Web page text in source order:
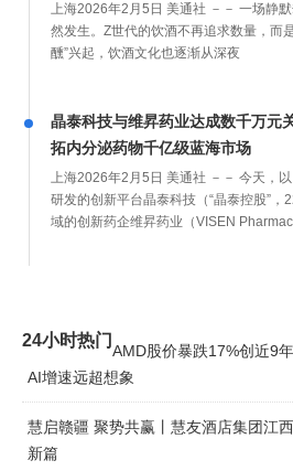
上海2026年2月5日 美通社 －－ 一场静
然发生。Z世代的饮酒不再追求数量，而
醺”兴起，饮酒文化也逐渐从深夜
晶泰科技与维昇药业达成数千万元
拓内分泌药物千亿级蓝海市场
上海2026年2月5日 美通社 －－ 今天，
研发的创新平台晶泰科技（“晶泰控股”
域的创新药企维昇药业（VISEN
24小时热门
AMD股价暴跌17%创近9
AI增速远超想象
慧启赣疆 聚势共赢丨慧友酒店集团江
新篇